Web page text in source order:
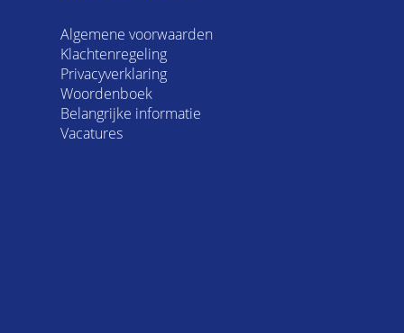
Algemene voorwaarden
Klachtenregeling
Privacyverklaring
Woordenboek
Belangrijke informatie
Vacatures